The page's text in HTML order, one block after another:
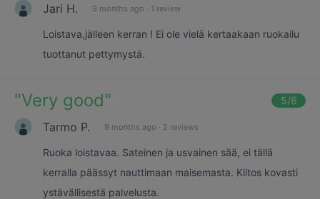
Jari H. 9 months ago · 1 review
Loistava,jälleen kerran ! Ei ole vielä kertaakaan ruokailu
tuottanut pettymystä.
"Very good" 5/6
Tarmo P. 9 months ago · 2 reviews
Ruoka loistavaa. Sateinen ja usvainen sää, ei tällä
kerralla päässyt nauttimaan maisemasta. Kiitos kovasti
ystävällisestä palvelusta.